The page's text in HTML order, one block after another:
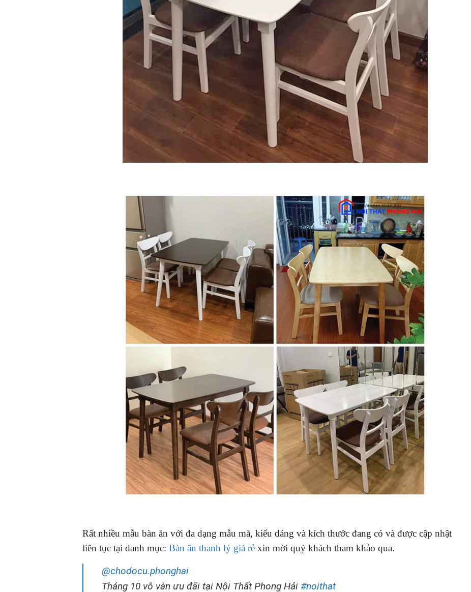
Rất nhiều mẫu bàn ăn với đa dạng mẫu mã, kiểu dáng và kích thước đang có và được cập nhật
liên tục tại danh mục: Bàn ăn thanh lý giá rẻ xin mời quý khách tham khảo qua.
@chodocu.phonghai
Tháng 10 vô vàn ưu đãi tại Nội Thất Phong Hải #noithat